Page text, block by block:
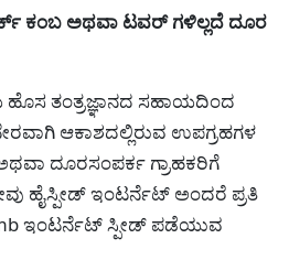
ಕಂಬ ಅಥವಾ ಟವರ್ ಗಳಿಲ್ಲದೆ ದೂರ
ತಂತ್ರಜ್ಞಾನದ ಸಹಾಯದಿಂದ
ಆಕಾಶದಲ್ಲಿರುವ ಉಪಗ್ರಹಗಳ
ದೂರಸಂಪರ್ಕ ಗ್ರಾಹಕರಿಗೆ
ಹೈಸ್ಪೀಡ್ ಇಂಟರ್ನೆಟ್ ಅಂದರೆ ಪ್ರತಿ
ಇಂಟರ್ನೆಟ್ ಸ್ಪೀಡ್ ಪಡೆಯುವ